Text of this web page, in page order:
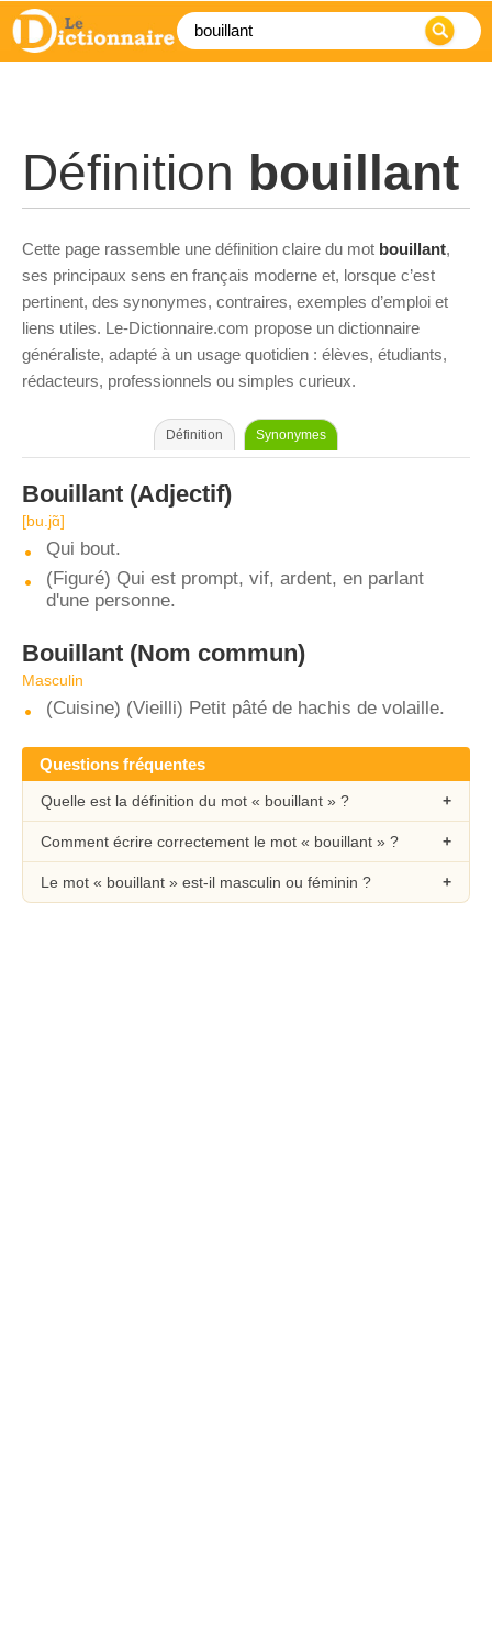
Définition bouillant
Cette page rassemble une définition claire du mot bouillant,
ses principaux sens en français moderne et, lorsque c’est
pertinent, des synonymes, contraires, exemples d’emploi et
liens utiles. Le-Dictionnaire.com propose un dictionnaire
généraliste, adapté à un usage quotidien : élèves, étudiants,
rédacteurs, professionnels ou simples curieux.
Définition Synonymes
Bouillant (Adjectif)
[bu.jɑ̃]
Qui bout.
(Figuré) Qui est prompt, vif, ardent, en parlant
d'une personne.
Bouillant (Nom commun)
Masculin
(Cuisine) (Vieilli) Petit pâté de hachis de volaille.
Questions fréquentes
Quelle est la définition du mot « bouillant » ?
Comment écrire correctement le mot « bouillant » ?
Le mot « bouillant » est-il masculin ou féminin ?